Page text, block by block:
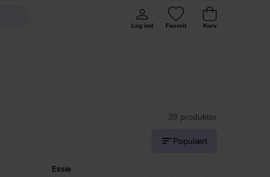
Log ind Favorit Kurv
39 produkter
Populært
Essie